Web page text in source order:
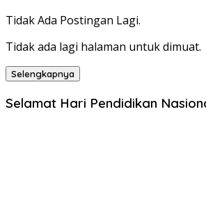
Tidak Ada Postingan Lagi.
Tidak ada lagi halaman untuk dimuat.
Selengkapnya
Selamat Hari Pendidikan